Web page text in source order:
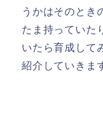
うかはそのとき
たま持っていた
いたら育成して
紹介していきま